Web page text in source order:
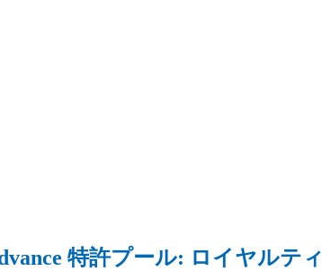
特許プール: ロイヤルティ